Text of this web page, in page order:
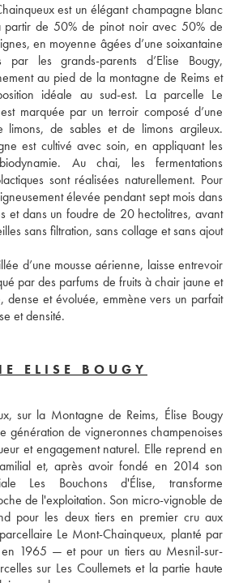
est un élégant champagne blanc
de 50% de pinot noir avec 50% de
en moyenne âgées d’une soixantaine
par les grands-parents d’Elise Bougy,
au pied de la montagne de Reims et
idéale au sud-est. La parcelle Le
marquée par un terroir composé d’une
limons, de sables et de limons argileux.
est cultivé avec soin, en appliquant les
Au chai, les fermentations
sont réalisées naturellement. Pour
élevée pendant sept mois dans
et dans un foudre de 20 hectolitres, avant
sans filtration, sans collage et sans ajout
d’une mousse aérienne, laisse entrevoir
par des parfums de fruits à chair jaune et
dense et évoluée, emmène vers un parfait
et densité.
ELISE BOUGY
sur la Montagne de Reims, Élise Bougy
génération de vigneronnes champenoises
et engagement naturel. Elle reprend en
et, après avoir fondé en 2014 son
Les Bouchons d'Élise, transforme
de l'exploitation. Son micro-vignoble de
pour les deux tiers en premier cru aux
Le Mont-Chainqueux, planté par
en 1965 — et pour un tiers au Mesnil-sur-
sur Les Coullemets et la partie haute